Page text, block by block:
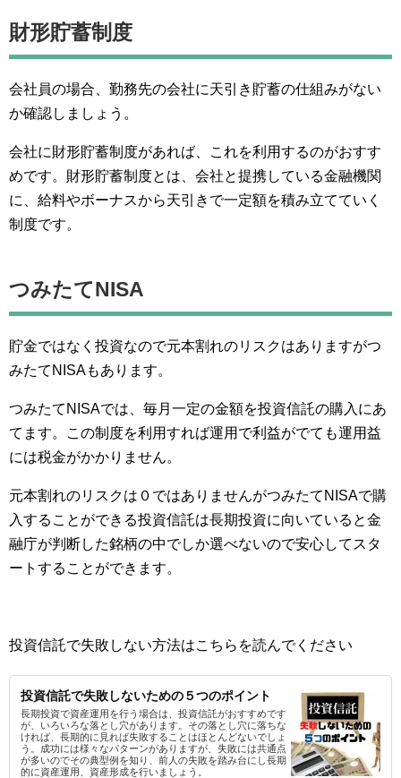
財形貯蓄制度
会社員の場合、勤務先の会社に天引き貯蓄の仕組みがない
か確認しましょう。
会社に財形貯蓄制度があれば、これを利用するのがおすす
めです。財形貯蓄制度とは、会社と提携している金融機関
に、給料やボーナスから天引きで一定額を積み立てていく
制度です。
つみたてNISA
貯金ではなく投資なので元本割れのリスクはありますがつ
みたてNISAもあります。
つみたてNISAでは、毎月一定の金額を投資信託の購入にあ
てます。この制度を利用すれば運用で利益がでても運用益
には税金がかかりません。
元本割れのリスクは０ではありませんがつみたてNISAで購
入することができる投資信託は長期投資に向いていると金
融庁が判断した銘柄の中でしか選べないので安心してスタ
ートすることができます。
投資信託で失敗しない方法はこちらを読んでください
投資信託で失敗しないための５つのポイント
長期投資で資産運用を行う場合は、投資信託がおすすめです
が、いろいろな落とし穴があります。その落とし穴に落ちな
ければ、長期的に見れば失敗することはほとんどないでしょ
う。成功には様々なパターンがありますが、失敗には共通点
が多いのでその典型例を知り、前人の失敗を踏み台にし長期
的に資産運用、資産形成を行いましょう。